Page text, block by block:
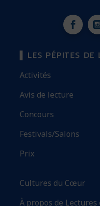
LES PÉPITES DE
Activités
Avis de lecture
Concours
Festivals/Salons
Prix
Cultures du Cœur
À propos de Lectures